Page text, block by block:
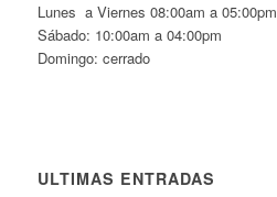
Lunes a Viernes 08:00am a 05:00pm
Sábado: 10:00am a 04:00pm
Domingo: cerrado
ULTIMAS ENTRADAS